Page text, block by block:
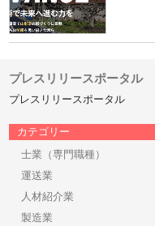
プレスリリースポータル
プレスリリースポータル
カテゴリー
士業（専門職種）
運送業
人材紹介業
製造業